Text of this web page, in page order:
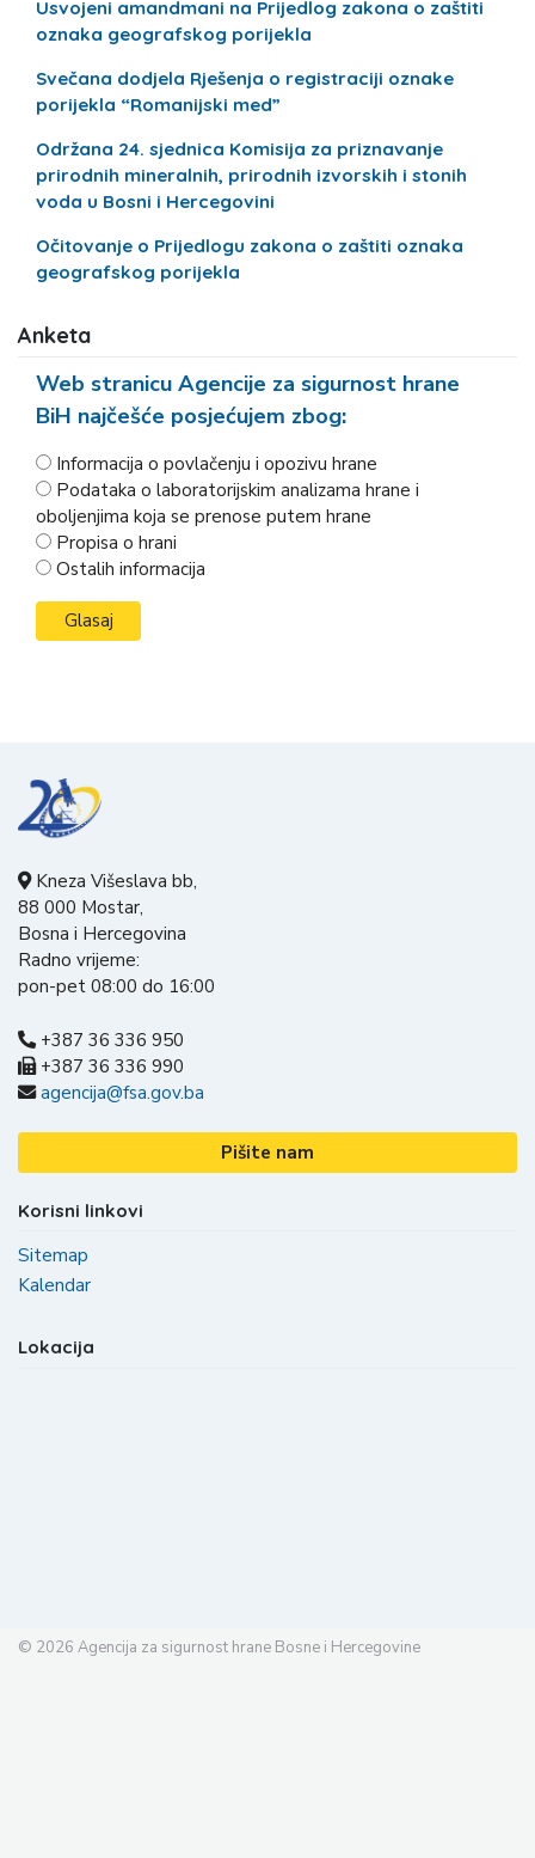
Usvojeni amandmani na Prijedlog zakona o zaštiti
oznaka geografskog porijekla
Svečana dodjela Rješenja o registraciji oznake
porijekla “Romanijski med”
Održana 24. sjednica Komisija za priznavanje
prirodnih mineralnih, prirodnih izvorskih i stonih
voda u Bosni i Hercegovini
Očitovanje o Prijedlogu zakona o zaštiti oznaka
geografskog porijekla
Anketa
Web stranicu Agencije za sigurnost hrane
BiH najčešće posjećujem zbog:
Informacija o povlačenju i opozivu hrane
Podataka o laboratorijskim analizama hrane i
oboljenjima koja se prenose putem hrane
Propisa o hrani
Ostalih informacija
Kneza Višeslava bb,
88 000 Mostar,
Bosna i Hercegovina
Radno vrijeme:
pon-pet 08:00 do 16:00
+387 36 336 950
+387 36 336 990
agencija@fsa.gov.ba
Pišite nam
Korisni linkovi
Sitemap
Kalendar
Lokacija
© 2026 Agencija za sigurnost hrane Bosne i Hercegovine